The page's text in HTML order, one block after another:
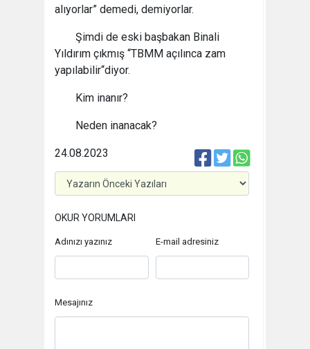
alıyorlar” demedi, demiyorlar.
Şimdi de eski başbakan Binali
Yıldırım çıkmış “TBMM açılınca zam
yapılabilir“diyor.
Kim inanır?
Neden inanacak?
24.08.2023
OKUR YORUMLARI
Adınızı yazınız E-mail adresiniz
Mesajınız